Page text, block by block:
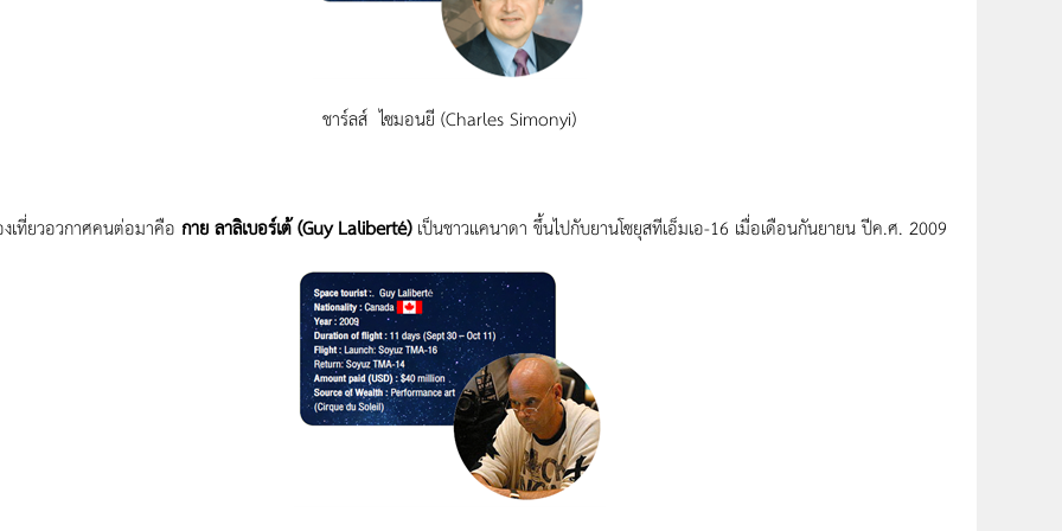
ชาร์ลส์ ไซมอนยี (Charles Simonyi)
เที่ยวอวกาศคนต่อมาคือ กาย ลาลิเบอร์เต้ (Guy Laliberté)เป็นชาวแคนาดา ขึ้นไปกับยานโซยุสทีเอ็มเอ-16 เมื่อเดือนกันยายน ปีค.ศ. 2009